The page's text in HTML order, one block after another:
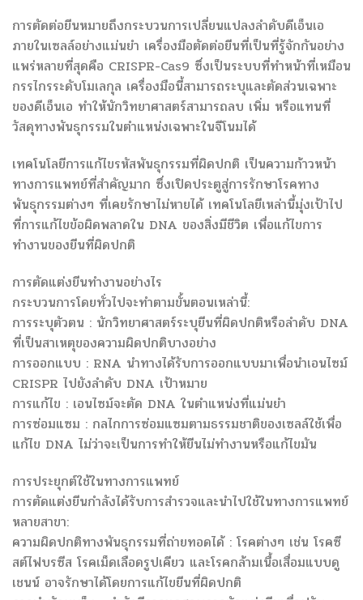
การตัดต่อยีนหมายถึงกระบวนการเปลี่ยนแปลงลำดับดีเอ็นเอ
ภายในเซลล์อย่างแม่นยำ เครื่องมือตัดต่อยีนที่เป็นที่รู้จักกันอย่าง
แพร่หลายที่สุดคือ CRISPR-Cas9 ซึ่งเป็นระบบที่ทำหน้าที่เหมือน
กรรไกรระดับโมเลกุล เครื่องมือนี้สามารถระบุและตัดส่วนเฉพาะ
ของดีเอ็นเอ ทำให้นักวิทยาศาสตร์สามารถลบ เพิ่ม หรือแทนที่
วัสดุทางพันธุกรรมในตำแหน่งเฉพาะในจีโนมได้
เทคโนโลยีการแก้ไขรหัสพันธุกรรมที่ผิดปกติ เป็นความก้าวหน้า
ทางการแพทย์ที่สำคัญมาก ซึ่งเปิดประตูสู่การรักษาโรคทาง
พันธุกรรมต่างๆ ที่เคยรักษาไม่หายได้ เทคโนโลยีเหล่านี้มุ่งเป้าไป
ที่การแก้ไขข้อผิดพลาดใน DNA ของสิ่งมีชีวิต เพื่อแก้ไขการ
ทำงานของยีนที่ผิดปกติ
การตัดแต่งยีนทำงานอย่างไร
กระบวนการโดยทั่วไปจะทำตามขั้นตอนเหล่านี้:
การระบุตัวตน : นักวิทยาศาสตร์ระบุยีนที่ผิดปกติหรือลำดับ DNA
ที่เป็นสาเหตุของความผิดปกติบางอย่าง
การออกแบบ : RNA นำทางได้รับการออกแบบมาเพื่อนำเอนไซม์
CRISPR ไปยังลำดับ DNA เป้าหมาย
การแก้ไข : เอนไซม์จะตัด DNA ในตำแหน่งที่แม่นยำ
การซ่อมแซม : กลไกการซ่อมแซมตามธรรมชาติของเซลล์ใช้เพื่อ
แก้ไข DNA ไม่ว่าจะเป็นการทำให้ยีนไม่ทำงานหรือแก้ไขมัน
การประยุกต์ใช้ในทางการแพทย์
การตัดแต่งยีนกำลังได้รับการสำรวจและนำไปใช้ในทางการแพทย์
หลายสาขา:
ความผิดปกติทางพันธุกรรมที่ถ่ายทอดได้ : โรคต่างๆ เช่น โรคซี
สต์ไฟบรซีส โรคเม็ดเลือดรูปเคียว และโรคกล้ามเนื้อเสื่อมแบบดู
เชนน์ อาจรักษาได้โดยการแก้ไขยีนที่ผิดปกติ